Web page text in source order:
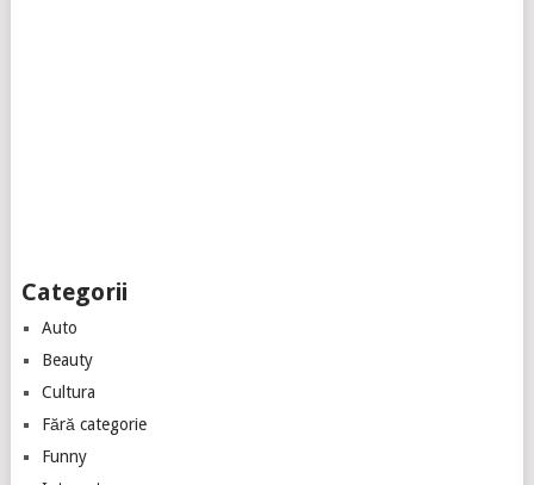
Categorii
Auto
Beauty
Cultura
Fără categorie
Funny